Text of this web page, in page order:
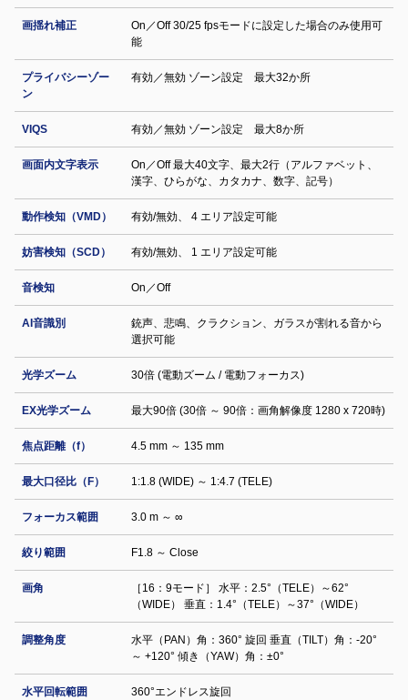
画揺れ補正
On／Off 30/25 fpsモードに設定した場合のみ使用可
能
プライバシーゾー
ン
有効／無効 ゾーン設定 最大32か所
VIQS 有効／無効 ゾーン設定 最⼤8か所
画面内文字表示
On／Off 最大40文字、最大2行（アルファベット、
漢字、ひらがな、カタカナ、数字、記号）
動作検知（VMD） 有効/無効、 4 エリア設定可能
妨害検知（SCD） 有効/無効、 1 エリア設定可能
音検知 On／Off
AI音識別
銃声、悲鳴、クラクション、ガラスが割れる音から
選択可能
光学ズーム 30倍 (電動ズーム / 電動フォーカス)
EX光学ズーム 最大90倍 (30倍 ～ 90倍：画角解像度 1280 x 720時)
焦点距離（f） 4.5 mm ～ 135 mm
最大口径比（F） 1:1.8 (WIDE) ～ 1:4.7 (TELE)
フォーカス範囲 3.0 m ～ ∞
絞り範囲 F1.8 ～ Close
画角
［16：9モード］ 水平：2.5°（TELE）～62°
（WIDE） 垂直：1.4°（TELE）～37°（WIDE）
調整⾓度
水平（PAN）角：360° 旋回 垂直（TILT）角：-20°
～ +120° 傾き（YAW）角：±0°
水平回転範囲 360°エンドレス旋回